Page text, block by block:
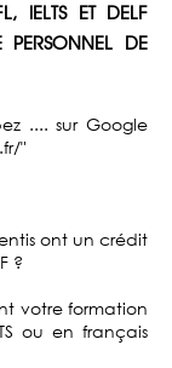
IELTS ET DELF
DE
.... sur Google
"
ont un crédit
?
votre formation
ou en français